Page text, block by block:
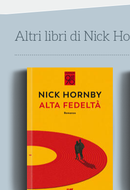
Altri libri di Nick